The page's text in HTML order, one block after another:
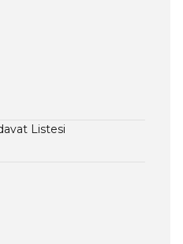
Listesi